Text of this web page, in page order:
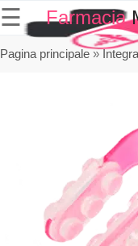
☰ Farmacia
Pagina principale»